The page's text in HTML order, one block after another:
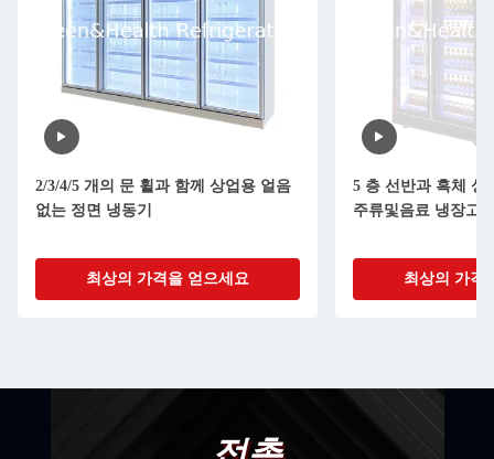
2/3/4/5 개의 문 휠과 함께 상업용 얼음
없는 정면 냉동기
최상의 가격을 얻으세요
5 층 선반과 흑체 상
주류및음료 냉장고
최상의 가격